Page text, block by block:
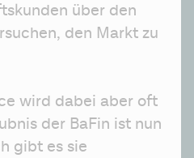
über den
den Markt zu
wird dabei aber oft
der BaFin ist nun
gibt es sie